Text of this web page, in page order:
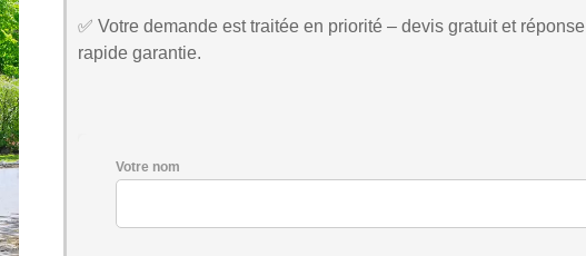
✅ Votre demande est traitée en priorité – devis gratuit et réponse
rapide garantie.
Votre nom